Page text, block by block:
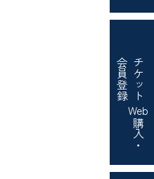
チケット
Web
購入・
会員登録